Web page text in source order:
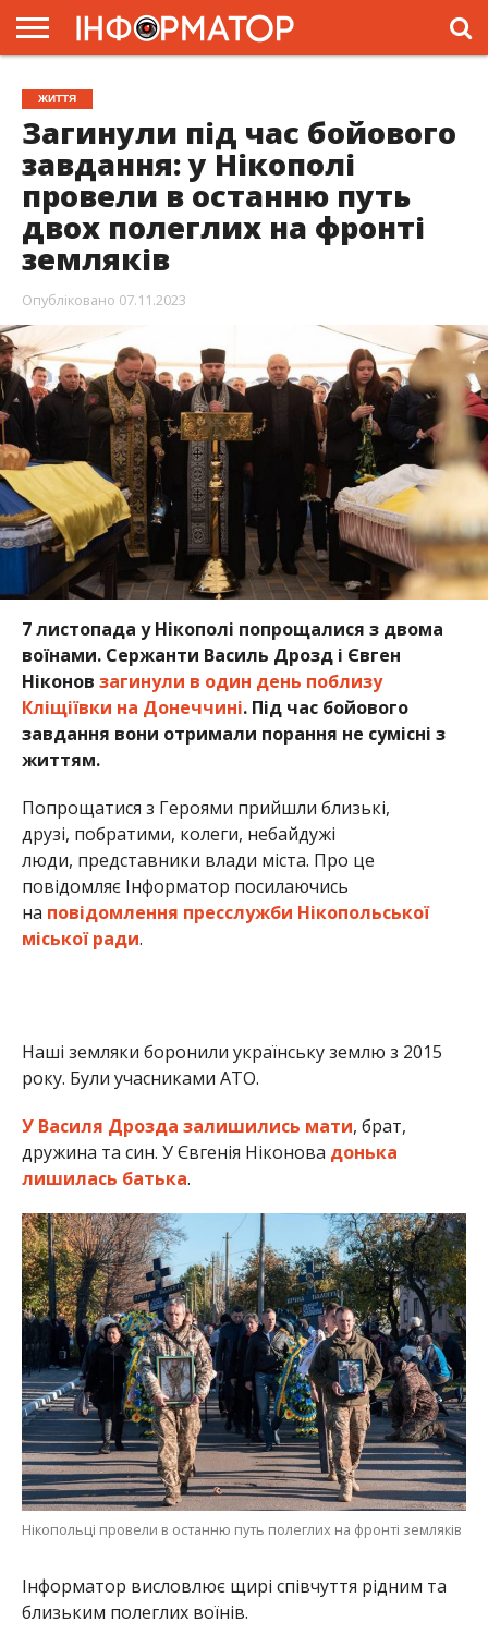
ГОЛОВНА
ЖИТТЯ
ВЛАДА
ГРОШІ
ТРЕШ
ПРЕС-
РЕЛІЗИ
РЕКЛАМА
ПРОЕКТИ
ЖИТТЯ
Загинули під час бойового
завдання: у Нікополі
провели в останню путь
двох полеглих на фронті
земляків
Опубліковано 07.11.2023
7 листопада у Нікополі попрощалися з двома
воїнами. Сержанти Василь Дрозд і Євген
Ніконов загинули в один день поблизу
Кліщіївки на Донеччині. Під час бойового
завдання вони отримали порання не сумісні з
життям.
Попрощатися з Героями прийшли близькі,
друзі, побратими, колеги, небайдужі
люди, представники влади міста. Про це
повідомляє Інформатор посилаючись
на повідомлення пресслужби Нікопольської
міської ради.
Наші земляки боронили українську землю з 2015
року. Були учасниками АТО.
У Василя Дрозда залишились мати, брат,
дружина та син. У Євгенія Ніконова донька
лишилась батька.
Нікопольці провели в останню путь полеглих на фронті земляків
Інформатор висловлює щирі співчуття рідним та
близьким полеглих воїнів.